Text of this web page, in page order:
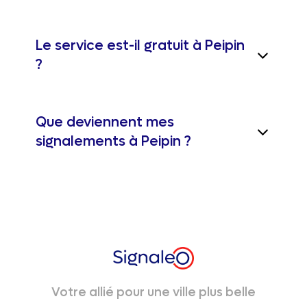
Le service est-il gratuit à Peipin
?
Que deviennent mes
signalements à Peipin ?
Votre allié pour une ville plus belle